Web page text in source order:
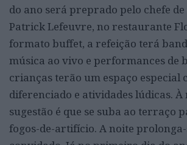
do ano será preprado pelo chefe
Patrick Lefeuvre, no restaurante
formato buffet, a refeição terá
música ao vivo e performances de
crianças terão um espaço especial
diferenciado e atividades lúdicas. À
sugestão é que se suba ao terraço
fogos-de-artifício. A noite